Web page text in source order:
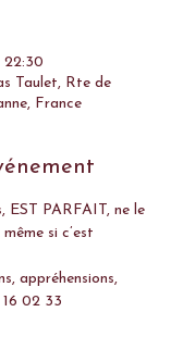
22:30
Taulet, Rte de
France
EST PARFAIT, ne le
si c’est
appréhensions,
02 33